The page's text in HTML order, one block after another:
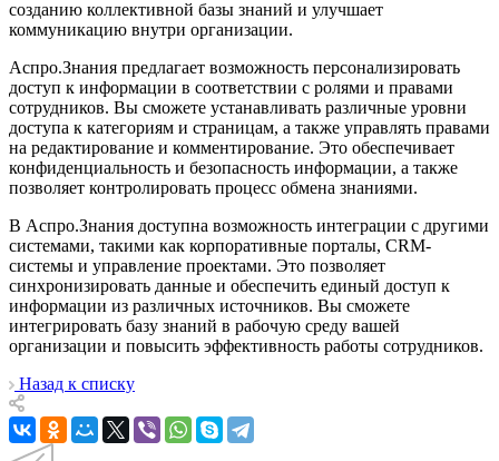
созданию коллективной базы знаний и улучшает
коммуникацию внутри организации.
Аспро.Знания предлагает возможность персонализировать
доступ к информации в соответствии с ролями и правами
сотрудников. Вы сможете устанавливать различные уровни
доступа к категориям и страницам, а также управлять правами
на редактирование и комментирование. Это обеспечивает
конфиденциальность и безопасность информации, а также
позволяет контролировать процесс обмена знаниями.
В Аспро.Знания доступна возможность интеграции с другими
системами, такими как корпоративные порталы, CRM-
системы и управление проектами. Это позволяет
синхронизировать данные и обеспечить единый доступ к
информации из различных источников. Вы сможете
интегрировать базу знаний в рабочую среду вашей
организации и повысить эффективность работы сотрудников.
Назад к списку